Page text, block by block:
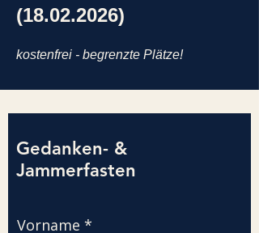
(18.02.2026)
kostenfrei - begrenzte Plätze!
Gedanken- &
Jammerfasten
Vorname